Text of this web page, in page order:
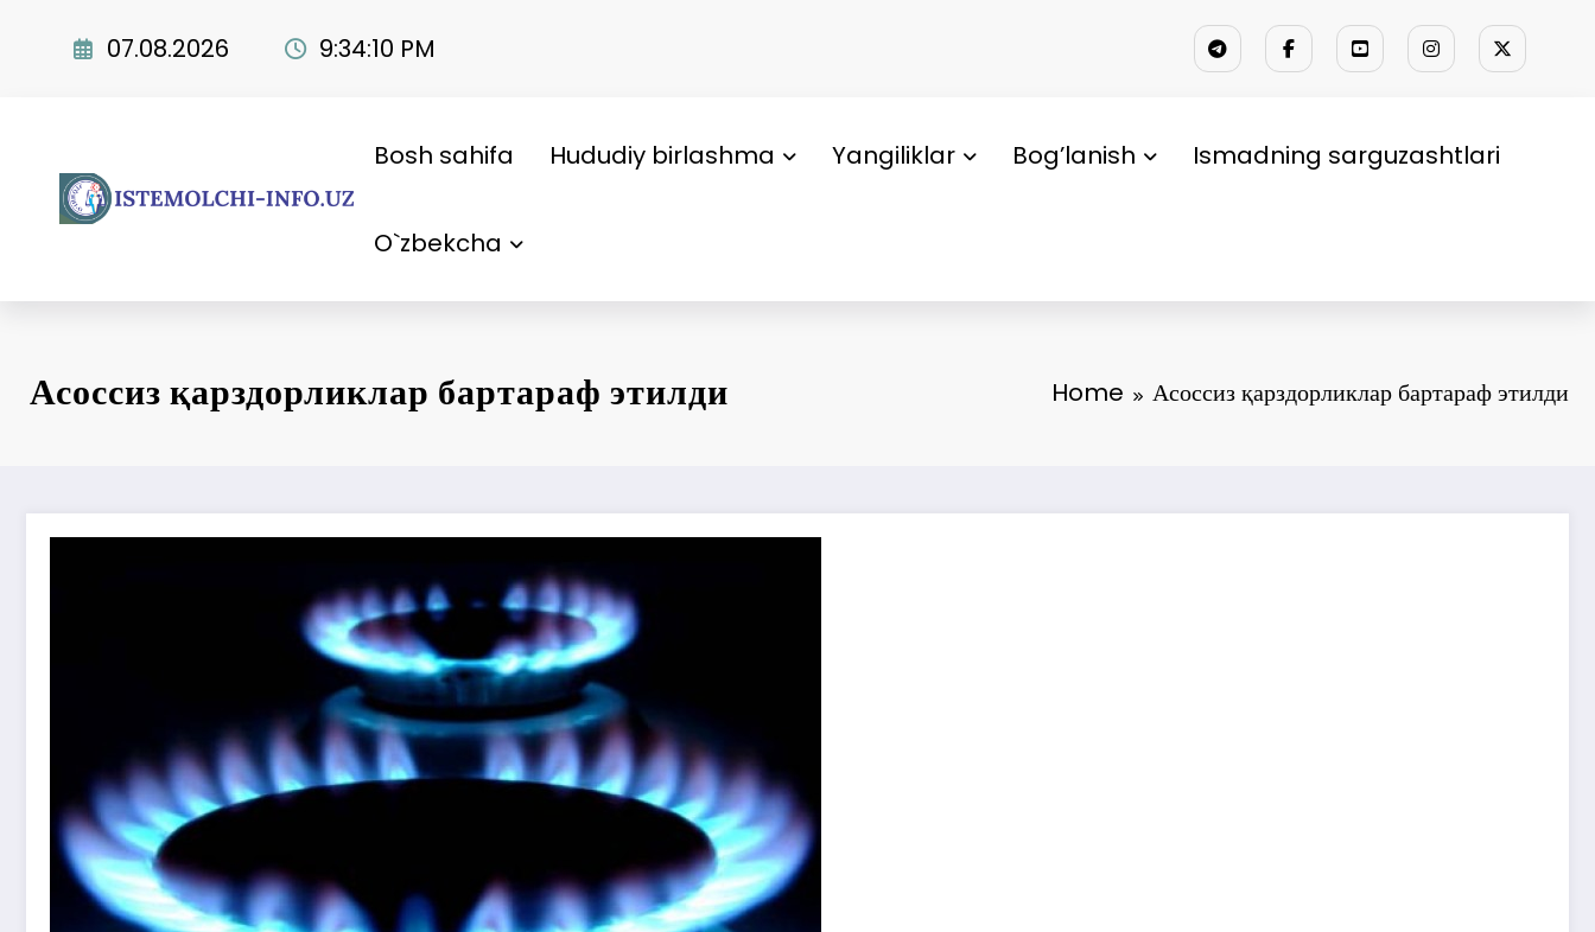
07.08.2026 9:34:11 PM
Bosh sahifa Hududiy birlashma Yangiliklar Bog’lanish Ismadning sarguzashtlari
O`zbekcha
Асоссиз қарздорликлар бартараф этилди Home Асоссиз қарздорликлар бартараф этилди